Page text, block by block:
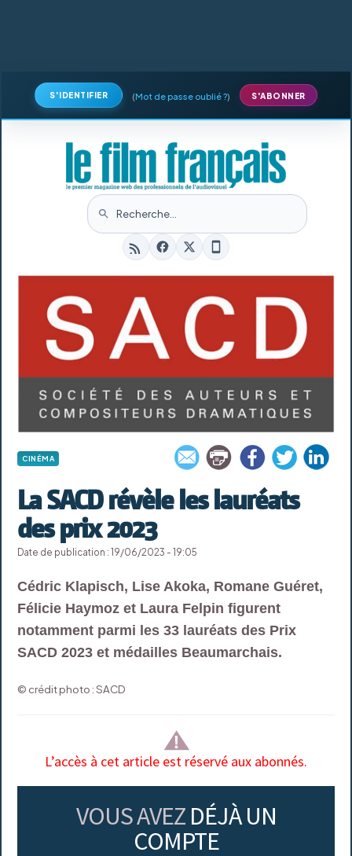
S'IDENTIFIER (Mot de passe oublié ?) S'ABONNER
CINÉMA
La SACD révèle les lauréats
des prix 2023
Date de publication : 19/06/2023 - 19:05
Cédric Klapisch, Lise Akoka, Romane Guéret,
Félicie Haymoz et Laura Felpin figurent
notamment parmi les 33 lauréats des Prix
SACD 2023 et médailles Beaumarchais.
© crédit photo : SACD
L’accès à cet article est réservé aux abonnés.
VOUS AVEZ DÉJÀ UN
COMPTE